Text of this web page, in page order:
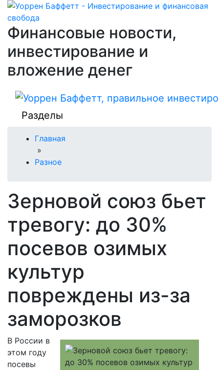
Финансовые новости,
инвестирование и
вложение денег
Разделы
Главная
»
Разное
Зерновой союз бьет
тревогу: до 30%
посевов озимых
культур
повреждены из-за
заморозков
В России в
этом году
посевы